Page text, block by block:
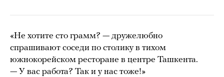
«Не хотите сто грамм? — дружелюбно
спрашивают соседи по столику в тихом
южнокорейском ресторане в центре Ташкента.
— У вас работа? Так и у нас тоже!»